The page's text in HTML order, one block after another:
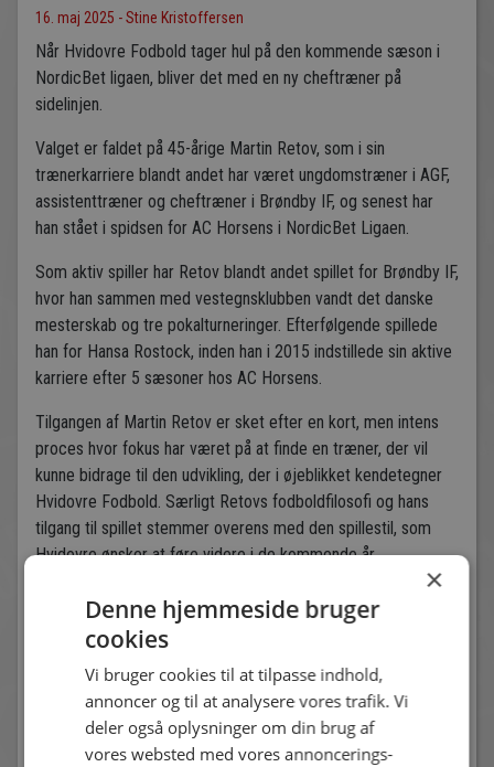
16. maj 2025 - Stine Kristoffersen
Når Hvidovre Fodbold tager hul på den kommende sæson i
NordicBet ligaen, bliver det med en ny cheftræner på
sidelinjen.
Valget er faldet på 45-årige Martin Retov, som i sin
trænerkarriere blandt andet har været ungdomstræner i AGF,
assistenttræner og cheftræner i Brøndby IF, og senest har
han stået i spidsen for AC Horsens i NordicBet Ligaen.
Som aktiv spiller har Retov blandt andet spillet for Brøndby IF,
hvor han sammen med vestegnsklubben vandt det danske
mesterskab og tre pokalturneringer. Efterfølgende spillede
han for Hansa Rostock, inden han i 2015 indstillede sin aktive
karriere efter 5 sæsoner hos AC Horsens.
Tilgangen af Martin Retov er sket efter en kort, men intens
proces hvor fokus har været på at finde en træner, der vil
kunne bidrage til den udvikling, der i øjeblikket kendetegner
Hvidovre Fodbold. Særligt Retovs fodboldfilosofi og hans
tilgang til spillet stemmer overens med den spillestil, som
Hvidovre ønsker at føre videre i de kommende år.
Udover funktionen som cheftræner vil Martin Retov også få
titel af manager og indgå som en del af managerteamet, hvor
han bl.a. aktivt vil være medvirkende til rekruttering, udvikling
og salg af spillere.
Martin Retov vil tiltræde i juni måned, når der tages hul på
forberedelserne til den forestående sæson.
×
Denne hjemmeside bruger
cookies
Vi bruger cookies til at tilpasse indhold,
annoncer og til at analysere vores trafik. Vi
deler også oplysninger om din brug af
vores websted med vores annoncerings-